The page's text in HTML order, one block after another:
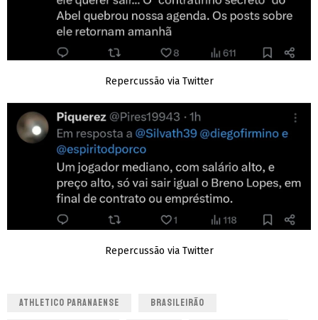
Repercussão via Twitter
Repercussão via Twitter
ATHLETICO PARANAENSE BRASILEIRÃO